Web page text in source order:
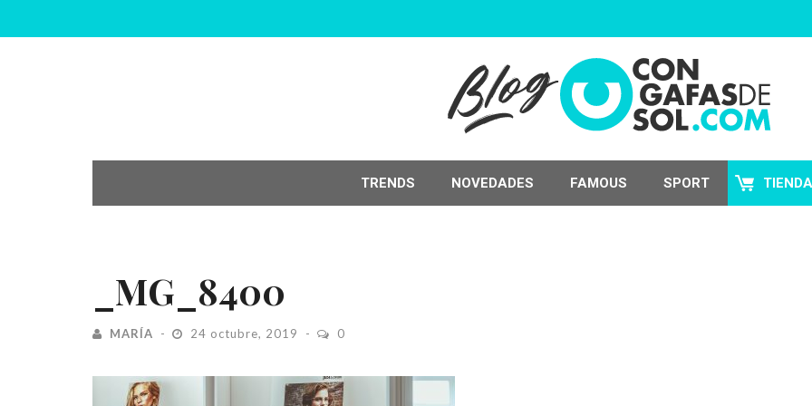
TRENDS NOVEDADES FAMOUS SPORT TIENDA
_MG_8400
MARÍA 24 octubre, 2019 0